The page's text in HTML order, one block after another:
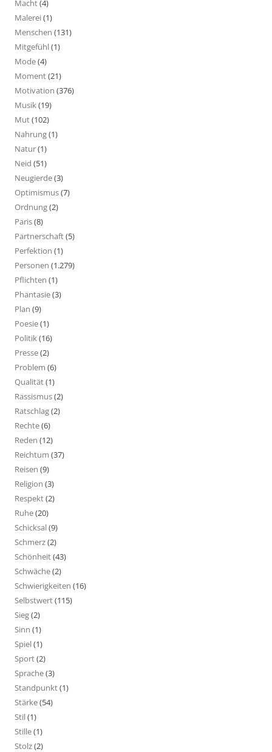
Macht(4)
Malerei(1)
Menschen (131)
Mitgefühl(1)
Mode(4)
Moment(21)
Motivation (376)
Musik(19)
Mut(102)
Nahrung(1)
Natur(1)
Neid (51)
Neugierde(3)
Optimismus(7)
Ordnung(2)
Paris(8)
Partnerschaft(5)
Perfektion (1)
Personen (1.279)
Pflichten (1)
Phantasie(3)
Plan (9)
Poesie(1)
Politik(16)
Presse(2)
Problem (6)
Qualität(1)
Rassismus(2)
Ratschlag(2)
Rechte(6)
Reden (12)
Reichtum (37)
Reisen (9)
Religion (3)
Respekt(2)
Ruhe(20)
Schicksal(9)
Schmerz(2)
Schönheit(43)
Schwäche(2)
Schwierigkeiten (16)
Selbstwert(115)
Sieg(2)
Sinn (1)
Spiel(1)
Sport(2)
Sprache(3)
Standpunkt(1)
Stärke(54)
Stil(1)
Stille(1)
Stolz(2)